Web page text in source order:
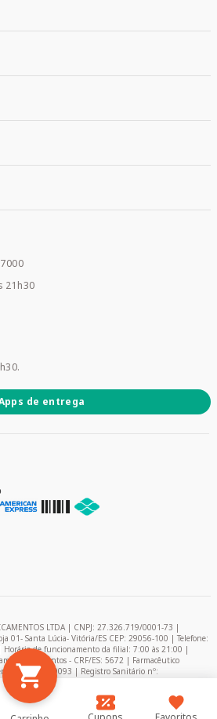
21h30
de entrega
LTDA | CNPJ: 27.326.719/0001-73 |
01- Santa Lúcia- Vitória/ES CEP: 29056-100 | Telefone:
de funcionamento da filial: 7:00 às 21:00 |
dos Santos - CRF/ES: 5672 | Farmacêutico
– CRF/ES: 9093 | Registro Sanitário nº:
de Proteção de Dados (DPO) - Pablo Felipe